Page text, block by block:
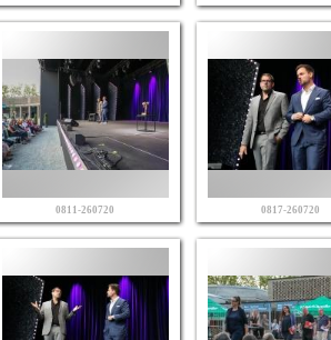
0811-260720 0817-260720